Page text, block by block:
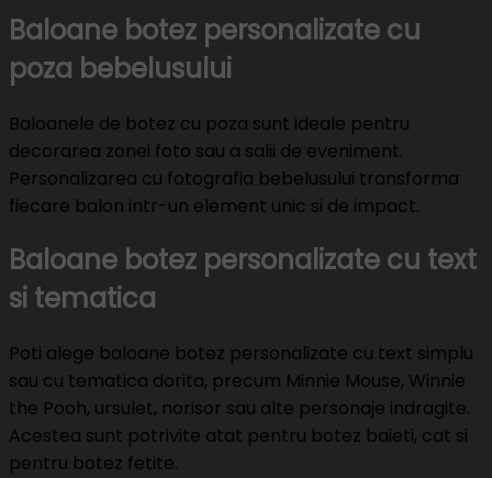
Baloane botez personalizate cu
poza bebelusului
Baloanele de botez cu poza sunt ideale pentru
decorarea zonei foto sau a salii de eveniment.
Personalizarea cu fotografia bebelusului transforma
fiecare balon intr-un element unic si de impact.
Baloane botez personalizate cu text
si tematica
Poti alege baloane botez personalizate cu text simplu
sau cu tematica dorita, precum Minnie Mouse, Winnie
the Pooh, ursulet, norisor sau alte personaje indragite.
Acestea sunt potrivite atat pentru botez baieti, cat si
pentru botez fetite.